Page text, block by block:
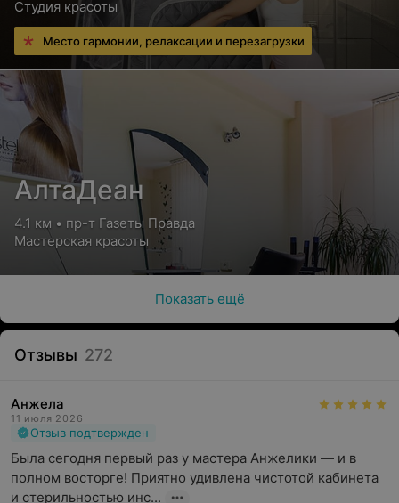
Студия красоты
Место гармонии, релаксации и перезагрузки
АлтаДеан
4.1 км • пр-т Газеты Правда
Мастерская красоты
Показать ещё
Отзывы 272
Анжела
11 июля 2026
Отзыв подтвержден
Была сегодня первый раз у мастера Анжелики — и в
полном восторге! Приятно удивлена чистотой кабинета
и стерильностью инс...